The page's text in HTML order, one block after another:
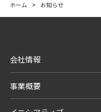
ホーム > お知らせ
会社情報
事業概要